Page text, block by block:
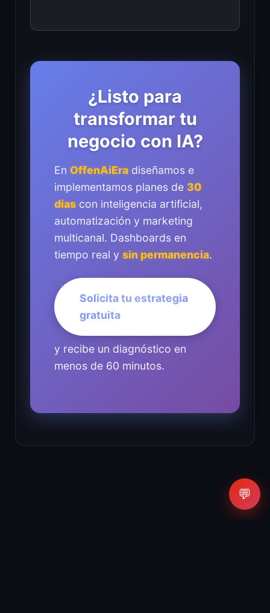
¿Listo para
transformar tu
negocio con IA?
En OffenAiEra diseñamos e
implementamos planes de 30
días con inteligencia artificial,
automatización y marketing
multicanal. Dashboards en
tiempo real y sin permanencia.
Solicita tu estrategia
gratuita
y recibe un diagnóstico en
menos de 60 minutos.
💬